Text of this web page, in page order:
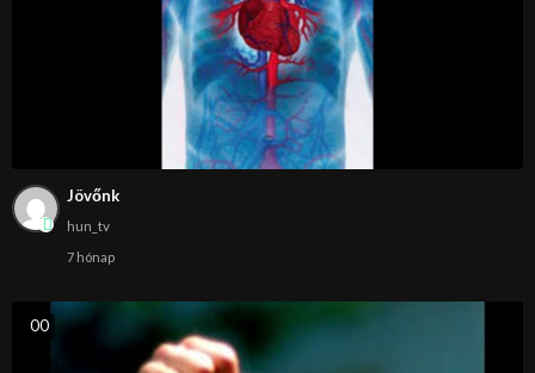
Jövőnk
hun_tv
7 hónap
00